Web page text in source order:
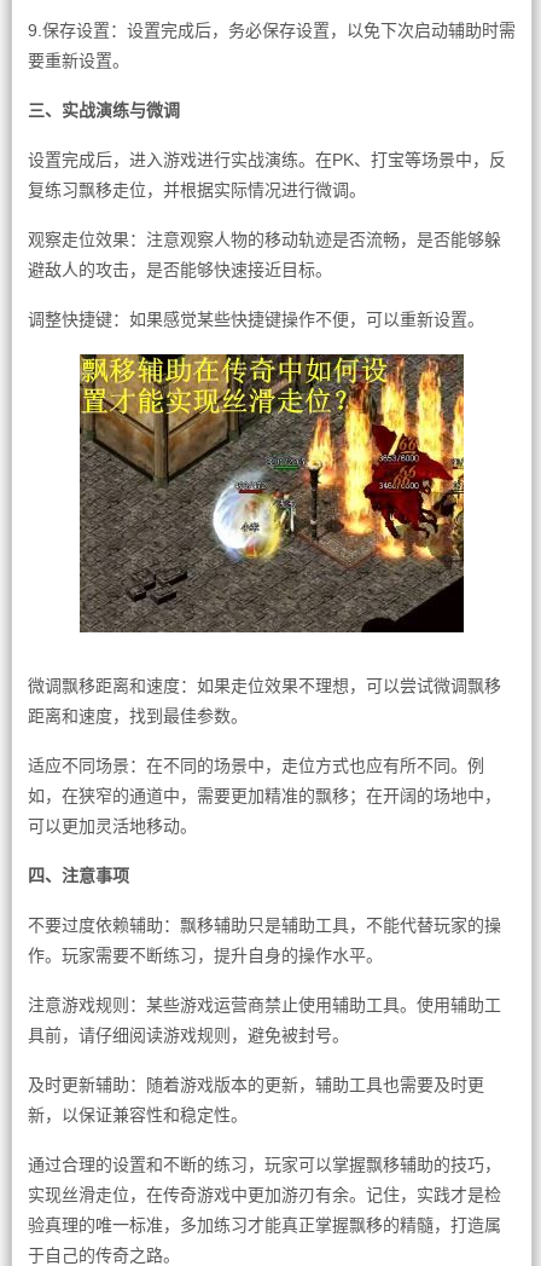
9.保存设置：设置完成后，务必保存设置，以免下次启动辅助时需
要重新设置。
三、实战演练与微调
设置完成后，进入游戏进行实战演练。在PK、打宝等场景中，反
复练习飘移走位，并根据实际情况进行微调。
观察走位效果：注意观察人物的移动轨迹是否流畅，是否能够躲
避敌人的攻击，是否能够快速接近目标。
调整快捷键：如果感觉某些快捷键操作不便，可以重新设置。
微调飘移距离和速度：如果走位效果不理想，可以尝试微调飘移
距离和速度，找到最佳参数。
适应不同场景：在不同的场景中，走位方式也应有所不同。例
如，在狭窄的通道中，需要更加精准的飘移；在开阔的场地中，
可以更加灵活地移动。
四、注意事项
不要过度依赖辅助：飘移辅助只是辅助工具，不能代替玩家的操
作。玩家需要不断练习，提升自身的操作水平。
注意游戏规则：某些游戏运营商禁止使用辅助工具。使用辅助工
具前，请仔细阅读游戏规则，避免被封号。
及时更新辅助：随着游戏版本的更新，辅助工具也需要及时更
新，以保证兼容性和稳定性。
通过合理的设置和不断的练习，玩家可以掌握飘移辅助的技巧，
实现丝滑走位，在传奇游戏中更加游刃有余。记住，实践才是检
验真理的唯一标准，多加练习才能真正掌握飘移的精髓，打造属
于自己的传奇之路。